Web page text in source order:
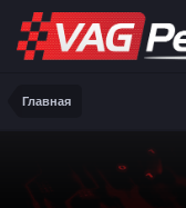
Главная